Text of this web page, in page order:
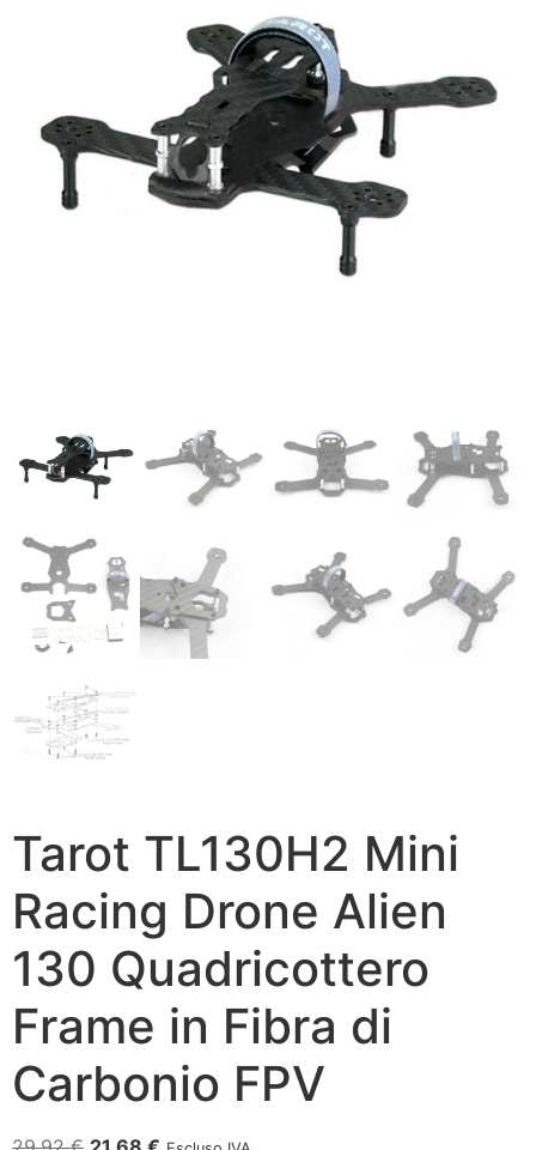
Tarot TL130H2 Mini
Racing Drone Alien
130 Quadricottero
Frame in Fibra di
Carbonio FPV